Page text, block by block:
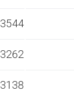
3544
3262
3138